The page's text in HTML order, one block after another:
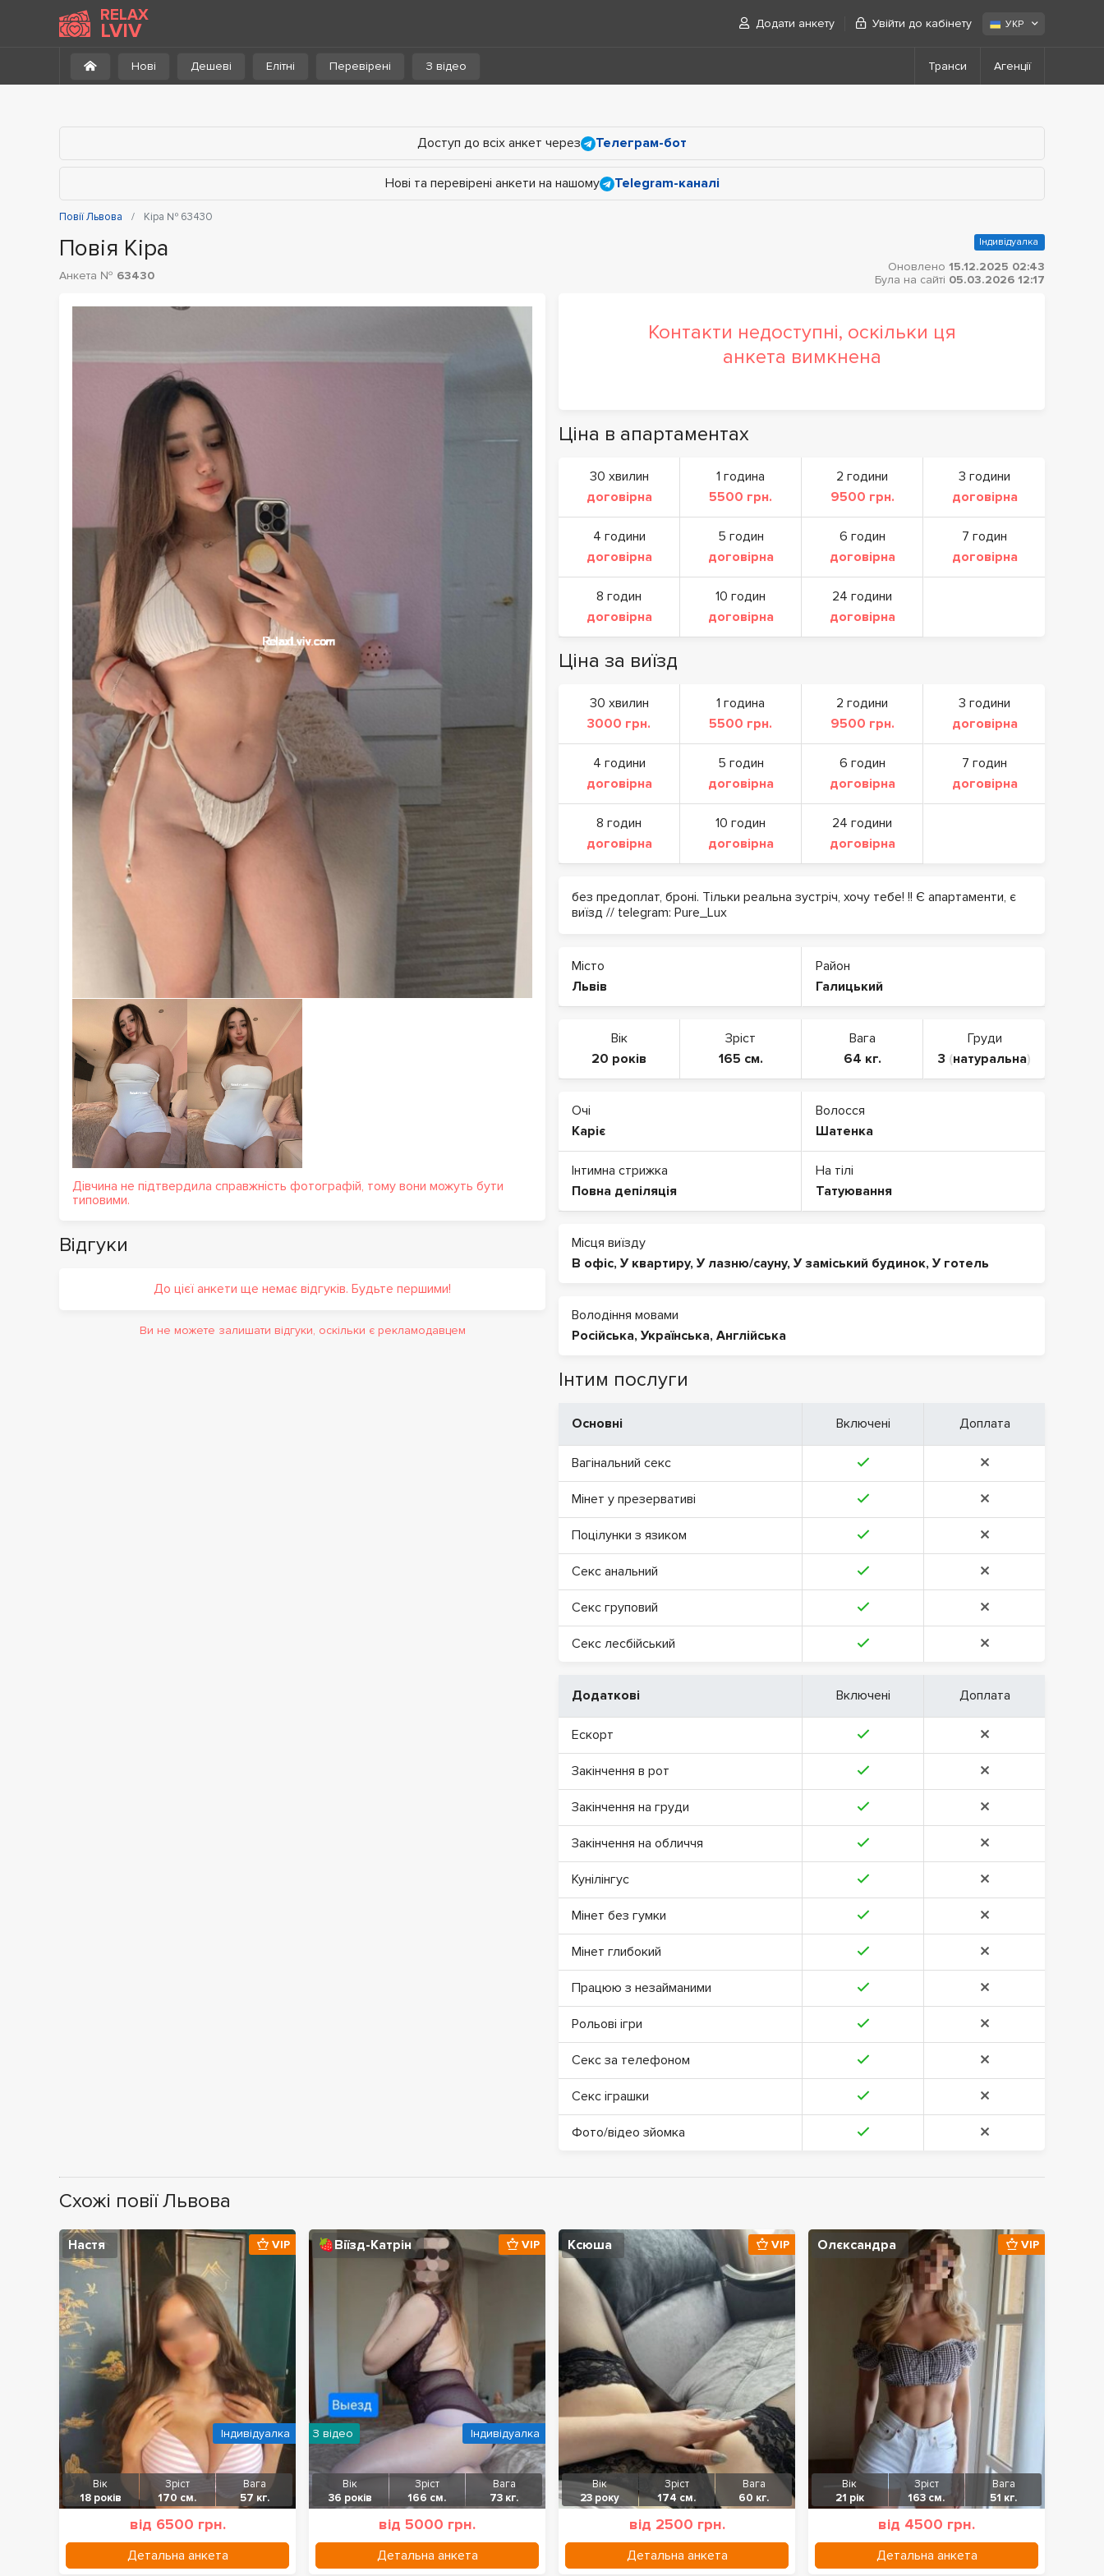
RELAX
LVIV Додати анкету Увійти до кабінету УКР
Нові Дешеві Елітні Перевірені З відео Транси Агенції
Доступ до всіх анкет через Телеграм-бот
Нові та перевірені анкети на нашому Telegram-каналі
Повії Львова Кіра № 63430
Повія Кіра
Анкета № 63430
Індивідуалка
Оновлено 15.12.2025 02:43
Була на сайті 05.03.2026 12:17
Контакти недоступні, оскільки ця
анкета вимкнена
Дівчина не підтвердила справжність фотографій, тому вони можуть бути
типовими.
Ціна в апартаментах
30 хвилин
договірна
1 година
5500 грн.
2 години
9500 грн.
3 години
договірна
4 години
договірна
5 годин
договірна
6 годин
договірна
7 годин
договірна
8 годин
договірна
10 годин
договірна
24 години
договірна
Ціна за виїзд
30 хвилин
3000 грн.
1 година
5500 грн.
2 години
9500 грн.
3 години
договірна
4 години
договірна
5 годин
договірна
6 годин
договірна
7 годин
договірна
8 годин
договірна
10 годин
договірна
24 години
договірна
без предоплат, броні. Тільки реальна зустріч, хочу тебе! !! Є апартаменти, є
виїзд // telegram: Purе_Lux
Місто
Львів
Район
Галицький
Вік
20 років
Зріст
165 см.
Вага
64 кг.
Груди
3 (натуральна)
Очі
Каріє
Волосся
Шатенка
Інтимна стрижка
Повна депіляція
На тілі
Татуювання
Місця виїзду
В офіс, У квартиру, У лазню/сауну, У заміський будинок, У готель
Володіння мовами
Російська, Українська, Англійська
Інтим послуги
Основні Включені Доплата
Вагінальний секс
Мінет у презервативі
Поцілунки з язиком
Секс анальний
Секс груповий
Секс лесбійський
Додаткові Включені Доплата
Ескорт
Закінчення в рот
Закінчення на груди
Закінчення на обличчя
Кунілінгус
Мінет без гумки
Мінет глибокий
Працюю з незайманими
Рольові ігри
Секс за телефоном
Секс іграшки
Фото/відео зйомка
Відгуки
До цієї анкети ще немає відгуків. Будьте першими!
Ви не можете залишати відгуки, оскільки є рекламодавцем
Схожі повії Львова
Настя
Вік
18 років
Зріст
170 см.
Вага
57 кг.
від 6500 грн.
Детальна анкета
VIP
Індивідуалка
🍓Віїзд-Катрін
Вік
36 років
Зріст
166 см.
Вага
73 кг.
від 5000 грн.
Детальна анкета
VIP
З відео Індивідуалка
Ксюша
Вік
23 року
Зріст
174 см.
Вага
60 кг.
від 2500 грн.
Детальна анкета
VIP Олєксандра
Вік
21 рік
Зріст
163 см.
Вага
51 кг.
від 4500 грн.
Детальна анкета
VIP